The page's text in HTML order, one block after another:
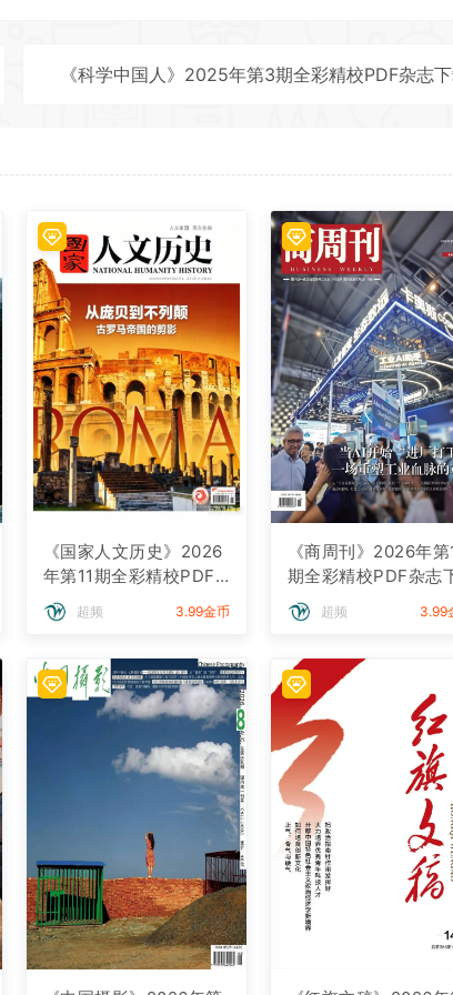
《科学中国人》2025年第3期全彩精校PDF杂志
《国家人文历史》2026
年第11期全彩精校PDF
杂志下载
超频 3.99金币
《商周刊》2026年
期全彩精校PDF杂志
载
超频 3.99